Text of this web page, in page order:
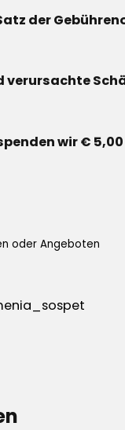
der
verursachte
wir €
oder Angeboten